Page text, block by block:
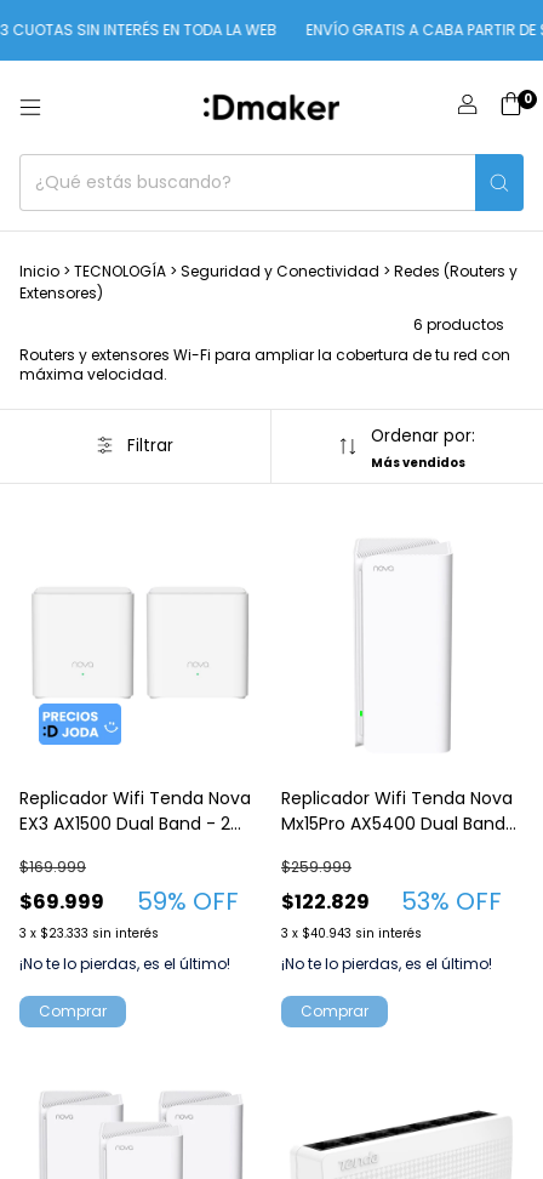
SIN INTERÉS EN TODA LA WEB ENVÍO GRATIS A CABA PARTIR DE
0
Inicio > TECNOLOGÍA > Seguridad y Conectividad > Redes (Routers y
Extensores)
6 productos
Routers y extensores Wi-Fi para ampliar la cobertura de tu red con
máxima velocidad.
Filtrar Ordenar por:
Más vendidos
Replicador Wifi Tenda Nova
EX3 AX1500 Dual Band - 2
$69.999
$169.999
59% OFF
3 x $23.333 sin interés
¡No te lo pierdas, es el último!
Replicador Wifi Tenda Nova
Mx15Pro AX5400 Dual Band
$122.829
$259.999
53% OFF
3 x $40.943 sin interés
¡No te lo pierdas, es el último!